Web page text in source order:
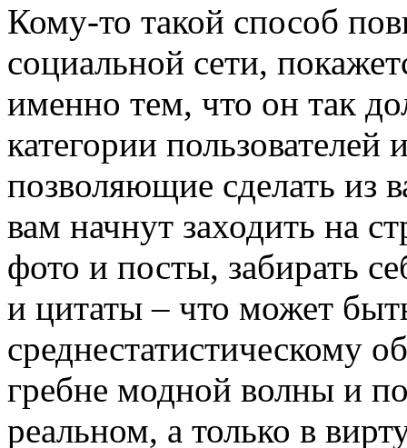
Кому-то такой способ
социальной сети,
именно тем, что он так
категории пользователей
позволяющие сделать из
вам начнут заходить на
фото и посты, забирать
и цитаты – что может
среднестатистическому
гребне модной волны и
реальном, а только в